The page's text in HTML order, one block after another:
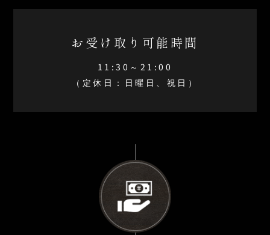
お受け取り可能時間
11:30～21:00
（定休日：日曜日、祝日）